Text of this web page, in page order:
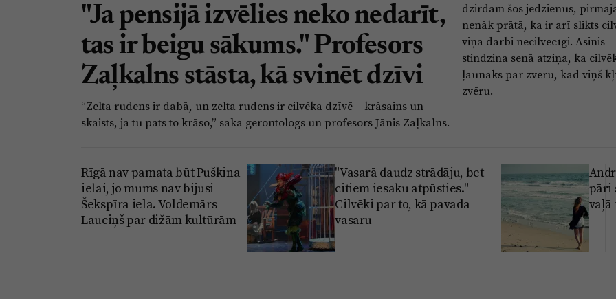
"Ja pensijā izvēlies neko nedarīt,
tas ir beigu sākums." Profesors
Zaļkalns stāsta, kā svinēt dzīvi
“Zelta rudens ir dabā, un zelta rudens ir cilvēka dzīvē – krāsains un
skaists, ja tu pats to krāso,” saka gerontologs un profesors Jānis Zaļkalns.
dzirdam šos jēdzienus,
nenāk prātā, ka ir arī slikts
viņa darbi necilvēcīgi. Asinis
stindzina senā atziņa, ka
ļaunāks par zvēru, kad viņš
zvēru.
Rīgā nav pamata būt Puškina
ielai, jo mums nav bijusi
Šekspīra iela. Voldemārs
Lauciņš par dižām kultūrām
"Vasarā daudz strādāju, bet
citiem iesaku atpūsties."
Cilvēki par to, kā pavada
vasaru
pāri